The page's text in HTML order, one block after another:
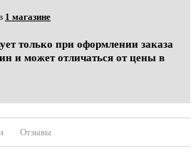
1 магазине
только при оформлении заказа
и может отличаться от цены в
Отзывы